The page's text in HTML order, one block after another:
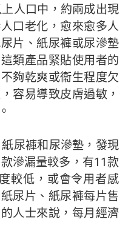
人口中，約兩成出現
口老化，愈來愈多人
片、紙尿褲或尿滲墊
類產品緊貼使用者的
夠乾爽或衞生程度欠
容易導致皮膚過敏，
尿褲和尿滲墊，發現
滲漏量較多，有11款
較低，或會令用者感
尿片、紙尿褲每片售
人士來說，每月經濟